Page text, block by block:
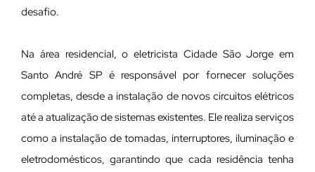
desafio.
Na área residencial, o eletricista Cidade São Jorge em
Santo André SP é responsável por fornecer soluções
completas, desde a instalação de novos circuitos elétricos
até a atualização de sistemas existentes. Ele realiza serviços
como a instalação de tomadas, interruptores, iluminação e
eletrodomésticos, garantindo que cada residência tenha